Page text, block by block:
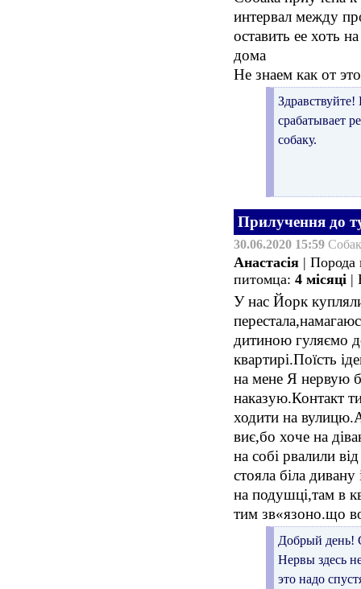
интервал между
оставить ее хоть
дома
Не знаем как от
срабатывает
собаку.
Прилучення до
30.06.2020 15:59
Анастасія |
питомца: 4 місяці |
У нас Йорк
дитиною гуляємо
квартирі.Поїсть
на мене Я нервую
наказую.Контакт
ходити на
виє,бо хоче на
на собі рвалили
стояла біла
на подушці,там в
тим зв«язоно.що
Добрый день!
Нервы здесь
это надо